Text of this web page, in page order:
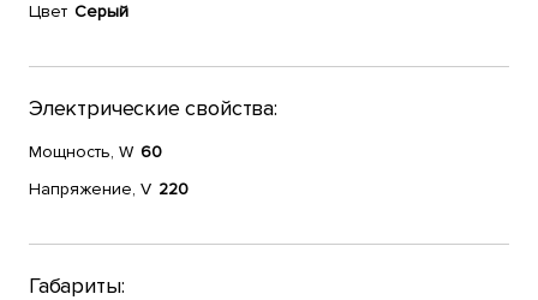
Цвет Серый
Электрические свойства:
Мощность, W 60
Напряжение, V 220
Габариты: